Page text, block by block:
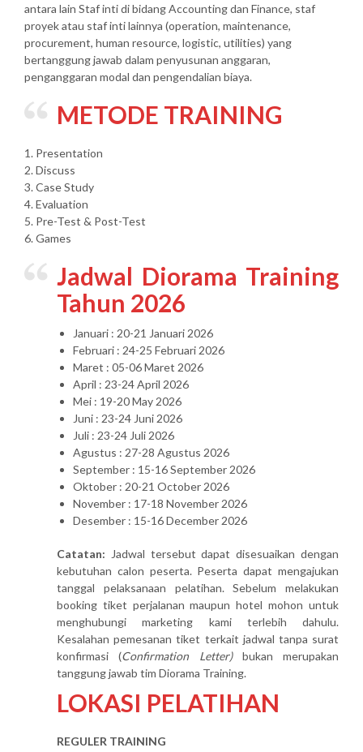
antara lain Staf inti di bidang Accounting dan Finance, staf
proyek atau staf inti lainnya (operation, maintenance,
procurement, human resource, logistic, utilities) yang
bertanggung jawab dalam penyusunan anggaran,
penganggaran modal dan pengendalian biaya.
METODE TRAINING
1. Presentation
2. Discuss
3. Case Study
4. Evaluation
5. Pre-Test & Post-Test
6. Games
Jadwal Diorama Training
Tahun 2026
Januari : 20-21 Januari 2026
Februari : 24-25 Februari 2026
Maret : 05-06 Maret 2026
April : 23-24 April 2026
Mei : 19-20 May 2026
Juni : 23-24 Juni 2026
Juli : 23-24 Juli 2026
Agustus : 27-28 Agustus 2026
September : 15-16 September 2026
Oktober : 20-21 October 2026
November : 17-18 November 2026
Desember : 15-16 December 2026
Catatan: Jadwal tersebut dapat disesuaikan dengan
kebutuhan calon peserta. Peserta dapat mengajukan
tanggal pelaksanaan pelatihan. Sebelum melakukan
booking tiket perjalanan maupun hotel mohon untuk
menghubungi marketing kami terlebih dahulu.
Kesalahan pemesanan tiket terkait jadwal tanpa surat
konfirmasi (Confirmation Letter)bukan merupakan
tanggung jawab tim Diorama Training.
LOKASI PELATIHAN
REGULER TRAINING